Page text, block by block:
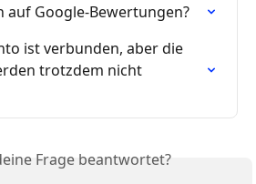
auf Google-Bewertungen?
ist verbunden, aber die
trotzdem nicht
Frage beantwortet?